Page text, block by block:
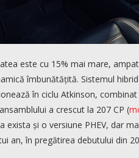
este cu 15% mai mare,
îmbunătățită. Sistemul
în ciclu Atkinson,
a crescut la 207 CP (
exista și o versiune PHEV, dar
an, în pregătirea debutului din